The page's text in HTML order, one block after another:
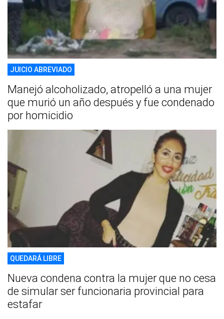
JUICIO ABREVIADO
Manejó alcoholizado, atropelló a una mujer
que murió un año después y fue condenado
por homicidio
QUEDARÁ LIBRE
Nueva condena contra la mujer que no cesa
de simular ser funcionaria provincial para
estafar